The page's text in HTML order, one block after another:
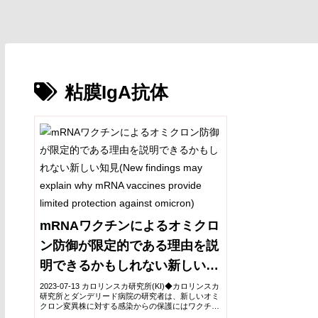
粘膜IgA抗体
mRNAワクチンによるオミクロ
ン防御が限定的である理由を説
明できるかもしれない新しい知
見(New findings may explain
why mRNA vaccines provide
2023-07-13 カロリンスカ研究所(KI)◆カロリンスカ
研究所とダンデリード病院の研究者は、新しいオミ
クロン変異株に対する感染からの保護にはワクチン